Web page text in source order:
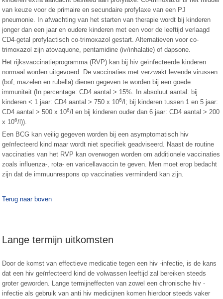
van keuze voor de primaire en secundaire profylaxe van een PJ
pneumonie. In afwachting van het starten van therapie wordt bij kinderen
jonger dan een jaar en oudere kinderen met een voor de leeftijd verlaagd
CD4-getal profylactisch co-trimoxazol gestart. Alternatieven voor co-
trimoxazol zijn atovaquone, pentamidine (iv/inhalatie) of dapsone.
Het rijksvaccinatieprogramma (RVP) kan bij hiv geïnfecteerde kinderen
normaal worden uitgevoerd. De vaccinaties met verzwakt levende virussen
(bof, mazelen en rubella) dienen gegeven te worden bij een goede
immuniteit (In percentage: CD4 aantal > 15%. In absoluut aantal: bij
kinderen < 1 jaar: CD4 aantal > 750 x 106/l; bij kinderen tussen 1 en 5 jaar:
CD4 aantal > 500 x 106/l en bij kinderen ouder dan 6 jaar: CD4 aantal > 200
x 106/l)).
Een BCG kan veilig gegeven worden bij een asymptomatisch hiv
geïnfecteerd kind maar wordt niet specifiek geadviseerd. Naast de routine
vaccinaties van het RVP kan overwogen worden om additionele vaccinaties
zoals influenza-, rota- en varicellavaccin te geven. Men moet erop bedacht
zijn dat de immuunrespons op vaccinaties verminderd kan zijn.
Terug naar boven
Lange termijn uitkomsten
Door de komst van effectieve medicatie tegen een hiv -infectie, is de kans
dat een hiv geïnfecteerd kind de volwassen leeftijd zal bereiken steeds
groter geworden. Lange termijneffecten van zowel een chronische hiv -
infectie als gebruik van anti hiv medicijnen komen hierdoor steeds vaker